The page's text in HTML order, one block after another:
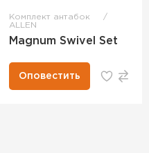
Комплект антабок
ALLEN
Magnum Swivel Set
Оповестить